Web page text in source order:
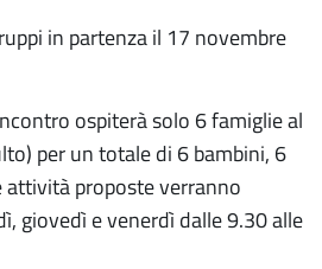
in partenza il 17 novembre
ospiterà solo 6 famiglie al
per un totale di 6 bambini, 6
attività proposte verranno
giovedì e venerdì dalle 9.30 alle